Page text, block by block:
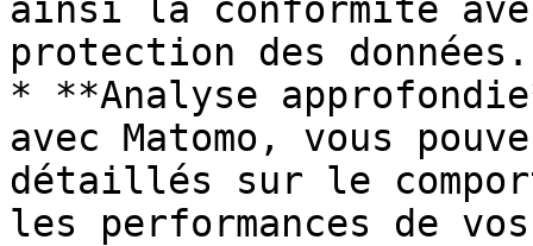
ainsi la conformité
protection des données.
* **Analyse
avec Matomo, vous
détaillés sur le
les performances de vos